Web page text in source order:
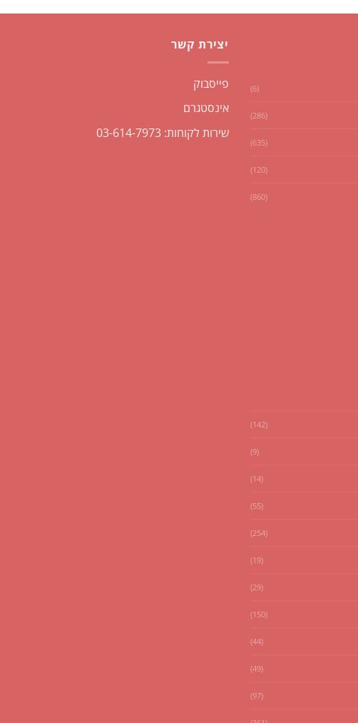
(6)
(286)
(635)
(120)
(860)
(142)
(9)
(14)
(55)
(254)
(19)
(29)
(150)
(44)
(49)
(97)
יצירת קשר
פייסבוק
אינסטגרם
שירות לקוחות: 03-614-7973